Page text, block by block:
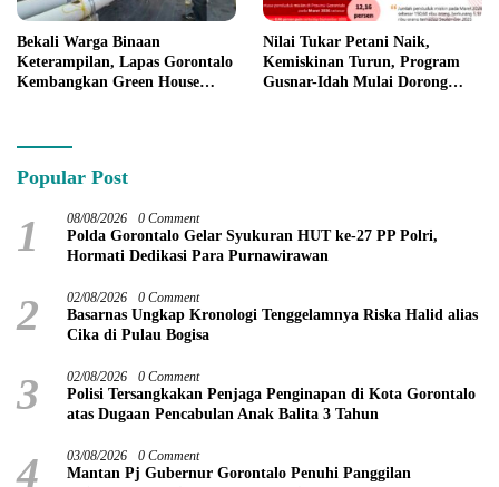
Bekali Warga Binaan
Keterampilan, Lapas Gorontalo
Kembangkan Green House
Nilai Tukar Petani Naik,
Kemiskinan Turun, Program
Gusnar-Idah Mulai Dorong
Popular Post
1 08/08/2026 0 Comment
Polda Gorontalo Gelar Syukuran HUT ke-27 PP Polri,
Hormati Dedikasi Para Purnawirawan
2 02/08/2026 0 Comment
Basarnas Ungkap Kronologi Tenggelamnya Riska Halid alias
Cika di Pulau Bogisa
3 02/08/2026 0 Comment
Polisi Tersangkakan Penjaga Penginapan di Kota Gorontalo
atas Dugaan Pencabulan Anak Balita 3 Tahun
4 03/08/2026 0 Comment
Mantan Pj Gubernur Gorontalo Penuhi Panggilan